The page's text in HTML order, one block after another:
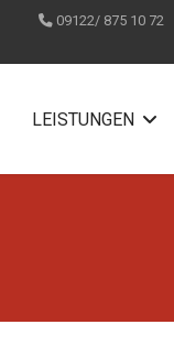
09122/ 875 10 72
LEISTUNGEN